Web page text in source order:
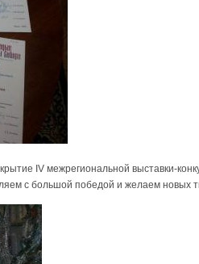
IV межрегиональной выставки-
с большой победой и желаем новых